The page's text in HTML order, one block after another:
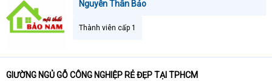
Nguyễn Thân Bảo
Thành viên cấp 1
GIƯỜNG NGỦ GỖ CÔNG NGHIỆP RẺ ĐẸP TẠI TPHCM